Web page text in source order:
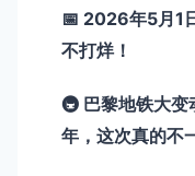
📅 2026年5月1
不打烊！
🚇 巴黎地铁大
年，这次真的不